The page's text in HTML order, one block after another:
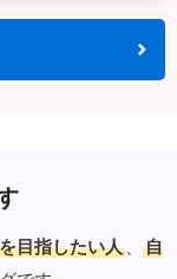
目指したい人 、
自